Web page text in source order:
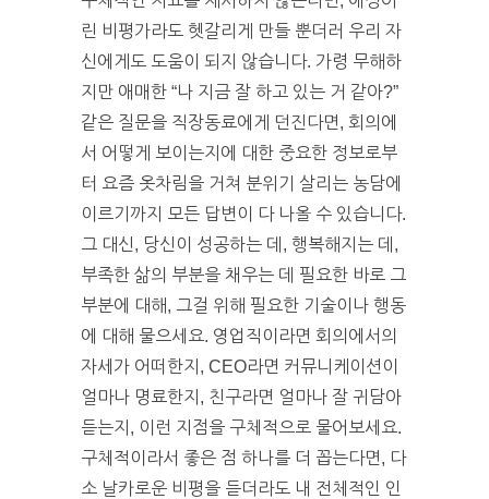
린 비평가라도 헷갈리게 만들 뿐더러 우리 자
신에게도 도움이 되지 않습니다. 가령 무해하
지만 애매한 “나 지금 잘 하고 있는 거 같아?”
같은 질문을 직장동료에게 던진다면, 회의에
서 어떻게 보이는지에 대한 중요한 정보로부
터 요즘 옷차림을 거쳐 분위기 살리는 농담에
이르기까지 모든 답변이 다 나올 수 있습니다.
그 대신, 당신이 성공하는 데, 행복해지는 데,
부족한 삶의 부분을 채우는 데 필요한 바로 그
부분에 대해, 그걸 위해 필요한 기술이나 행동
에 대해 물으세요. 영업직이라면 회의에서의
자세가 어떠한지, CEO라면 커뮤니케이션이
얼마나 명료한지, 친구라면 얼마나 잘 귀담아
듣는지, 이런 지점을 구체적으로 물어보세요.
구체적이라서 좋은 점 하나를 더 꼽는다면, 다
소 날카로운 비평을 듣더라도 내 전체적인 인